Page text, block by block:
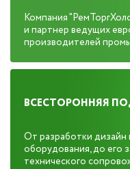
Компания
и партнер ведущих
производителей
ВСЕСТОРОННЯЯ
От разработки дизайн
оборудования, до его
технического